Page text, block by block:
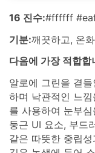
16 진수:#ffffff
기분:깨끗하고, 온
다음에 가장 적합합
알로에 그린을 곁
하며 낙관적인 느
를 사용하여 눈부
둥근 UI 요소, 부드
같은 따뜻한 중립